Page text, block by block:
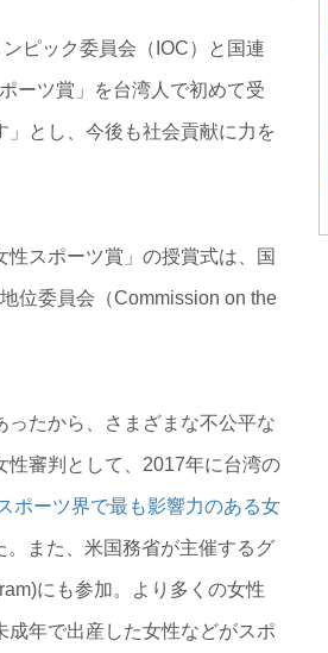
ピック委員会（IOC）と国連
ーツ賞」を台湾人で初めて受
とし、今後も社会貢献に力を
スポーツ賞」の授賞式は、国
位委員会（Commission on the
たから、さまざまな不公平な
性審判として、2017年に台湾の
ポーツ界で最も影響力のある女
。また、米国務省が主催するグ
にも参加。より多くの女性
年で出産した女性などがスポ